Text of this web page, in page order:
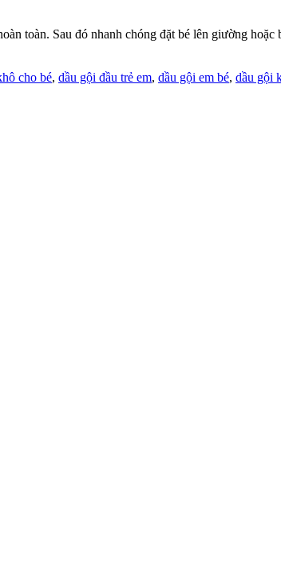
toàn. Sau đó nhanh chóng đặt bé lên giường
cho bé, dầu gội đầu trẻ em, dầu gội em bé, dầu gội